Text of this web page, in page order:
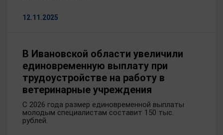
12.11.2025
В Ивановской области увеличили
единовременную выплату при
трудоустройстве на работу в
ветеринарные учреждения
С 2026 года размер единовременной выплаты
молодым специалистам составит 150 тыс.
рублей.